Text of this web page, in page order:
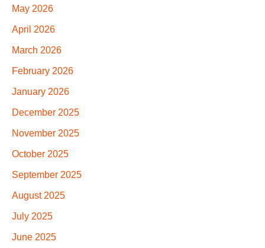
May 2026
April 2026
March 2026
February 2026
January 2026
December 2025
November 2025
October 2025
September 2025
August 2025
July 2025
June 2025